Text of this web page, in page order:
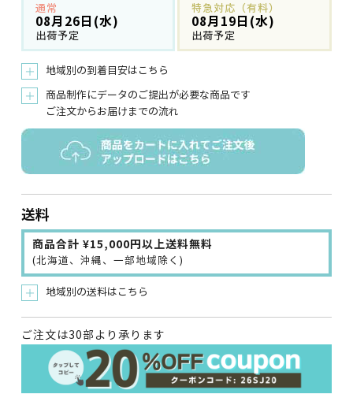
通常
08月26日(水)
出荷予定
特急対応（有料）
08月19日(水)
出荷予定
＋ 地域別の到着目安はこちら
＋
商品制作にデータのご提出が必要な商品です
ご注文からお届けまでの流れ
送料
商品合計 ¥15,000円以上送料無料
(北海道、沖縄、一部地域除く)
＋ 地域別の送料はこちら
ご注文は30部より承ります